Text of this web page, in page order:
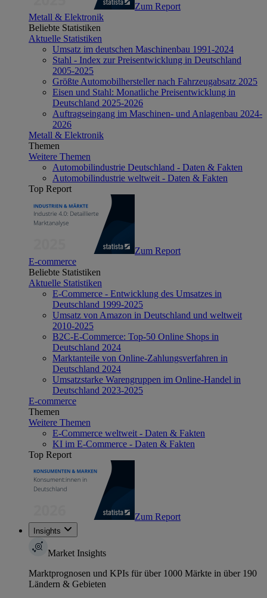
Zum Report
Metall & Elektronik
Beliebte Statistiken
Aktuelle Statistiken
Umsatz im deutschen Maschinenbau 1991-2024
Stahl - Index zur Preisentwicklung in Deutschland
2005-2025
Größte Automobilhersteller nach Fahrzeugabsatz 2025
Eisen und Stahl: Monatliche Preisentwicklung in
Deutschland 2025-2026
Auftragseingang im Maschinen- und Anlagenbau 2024-
2026
Metall & Elektronik
Themen
Weitere Themen
Automobilindustrie Deutschland - Daten & Fakten
Automobilindustrie weltweit - Daten & Fakten
Top Report
Zum Report
E-commerce
Beliebte Statistiken
Aktuelle Statistiken
E-Commerce - Entwicklung des Umsatzes in
Deutschland 1999-2025
Umsatz von Amazon in Deutschland und weltweit
2010-2025
B2C-E-Commerce: Top-50 Online Shops in
Deutschland 2024
Marktanteile von Online-Zahlungsverfahren in
Deutschland 2024
Umsatzstarke Warengruppen im Online-Handel in
Deutschland 2023-2025
E-commerce
Themen
Weitere Themen
E-Commerce weltweit - Daten & Fakten
KI im E-Commerce - Daten & Fakten
Top Report
Zum Report
Insights
Market Insights
Marktprognosen und KPIs für über 1000 Märkte in über 190
Ländern & Gebieten